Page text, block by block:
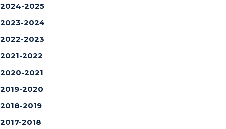
2024-2025
2023-2024
2022-2023
2021-2022
2020-2021
2019-2020
2018-2019
2017-2018